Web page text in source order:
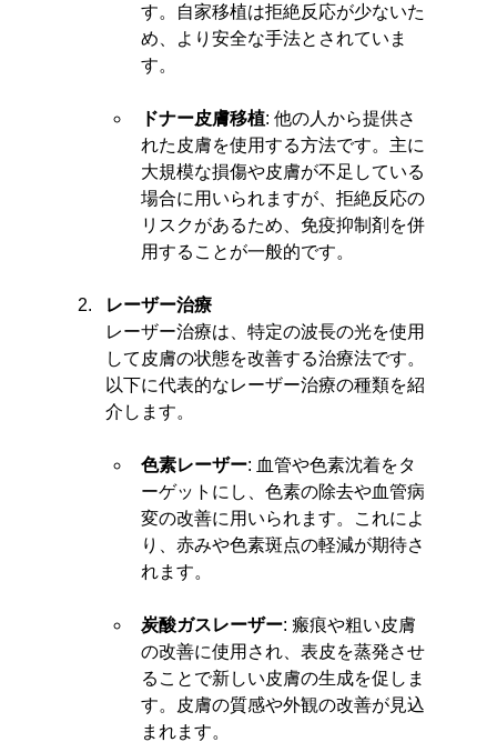
す。自家移植は拒絶反応が少ないた
め、より安全な手法とされていま
す。
ドナー皮膚移植: 他の人から提供さ
れた皮膚を使用する方法です。主に
大規模な損傷や皮膚が不足している
場合に用いられますが、拒絶反応の
リスクがあるため、免疫抑制剤を併
用することが一般的です。
レーザー治療
レーザー治療は、特定の波長の光を使用
して皮膚の状態を改善する治療法です。
以下に代表的なレーザー治療の種類を紹
介します。
色素レーザー: 血管や色素沈着をタ
ーゲットにし、色素の除去や血管病
変の改善に用いられます。これによ
り、赤みや色素斑点の軽減が期待さ
れます。
炭酸ガスレーザー: 瘢痕や粗い皮膚
の改善に使用され、表皮を蒸発させ
ることで新しい皮膚の生成を促しま
す。皮膚の質感や外観の改善が見込
まれます。